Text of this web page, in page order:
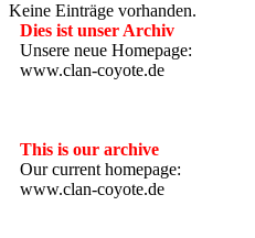
Keine Einträge vorhanden.
Dies ist unser Archiv
Unsere neue Homepage:
www.clan-coyote.de
This is our archive
Our current homepage:
www.clan-coyote.de